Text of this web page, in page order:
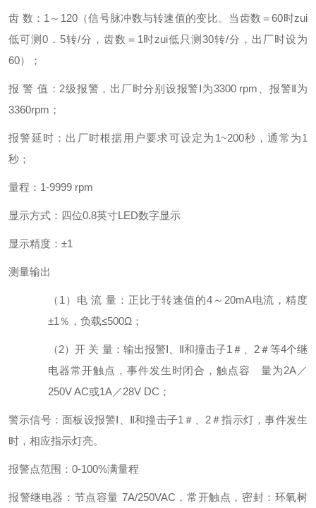
齿 数：1～120（信号脉冲数与转速值的变比。当齿数＝60时zui
低可测0．5转/分，齿数＝1时zui低只测30转/分，出厂时设为
60）；
报 警 值：2级报警，出厂时分别设报警Ⅰ为3300 rpm、报警Ⅱ为
3360rpm；
报警延时：出厂时根据用户要求可设定为1~200秒，通常为1
秒；
量程：1-9999 rpm
显示方式：四位0.8英寸LED数字显示
显示精度：±1
测量输出
（1）电 流 量：正比于转速值的4～20mA电流，精度
±1％，负载≤500Ω；
（2）开 关 量：输出报警Ⅰ、Ⅱ和撞击子1＃、2＃等4个继
电器常开触点，事件发生时闭合，触点容 量为2A／
250V AC或1A／28V DC；
警示信号：面板设报警Ⅰ、Ⅱ和撞击子1＃、2＃指示灯，事件发生
时，相应指示灯亮。
报警点范围：0-100%满量程
报警继电器：节点容量 7A/250VAC，常开触点，密封：环氧树